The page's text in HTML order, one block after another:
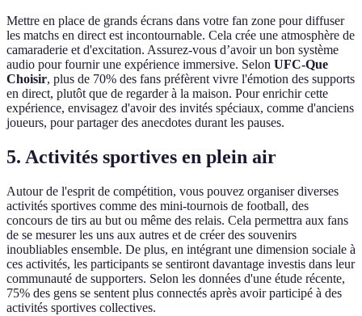
Mettre en place de grands écrans dans votre fan zone pour diffuser
les matchs en direct est incontournable. Cela crée une atmosphère de
camaraderie et d'excitation. Assurez-vous d’avoir un bon système
audio pour fournir une expérience immersive. Selon UFC-Que
Choisir, plus de 70% des fans préfèrent vivre l'émotion des supports
en direct, plutôt que de regarder à la maison. Pour enrichir cette
expérience, envisagez d'avoir des invités spéciaux, comme d'anciens
joueurs, pour partager des anecdotes durant les pauses.
5. Activités sportives en plein air
Autour de l'esprit de compétition, vous pouvez organiser diverses
activités sportives comme des mini-tournois de football, des
concours de tirs au but ou même des relais. Cela permettra aux fans
de se mesurer les uns aux autres et de créer des souvenirs
inoubliables ensemble. De plus, en intégrant une dimension sociale à
ces activités, les participants se sentiront davantage investis dans leur
communauté de supporters. Selon les données d'une étude récente,
75% des gens se sentent plus connectés après avoir participé à des
activités sportives collectives.